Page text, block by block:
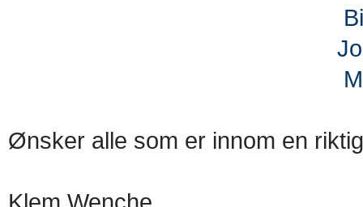
Ønsker alle som er innom en